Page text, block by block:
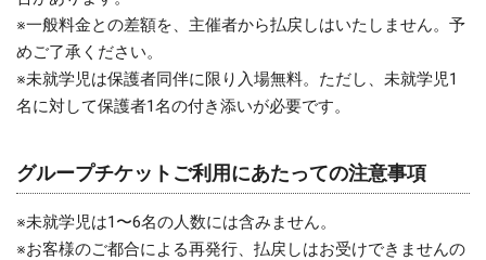
※一般料金との差額を、主催者から払戻しはいたしません。予
めご了承ください。
※未就学児は保護者同伴に限り入場無料。ただし、未就学児1
名に対して保護者1名の付き添いが必要です。
グループチケットご利用にあたっての注意事項
※未就学児は1〜6名の人数には含みません。
※お客様のご都合による再発行、払戻しはお受けできませんの